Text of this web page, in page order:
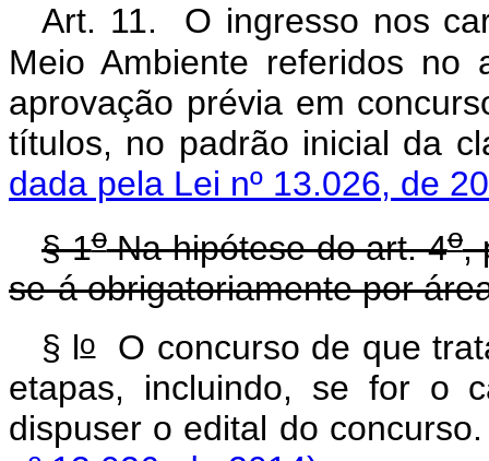
Art. 11. O ingresso nos
Meio Ambiente referidos no
aprovação prévia em
títulos, no padrão
dada pela Lei nº 13.026, de
§ 1oNa hipótese do art. 4o,
se-á obrigatoriamente por
§ loO concurso de que
etapas, incluindo, se for o
dispuser o edital do